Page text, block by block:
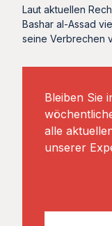
Laut aktuellen
Bashar al-Assad
seine Verbrechen
Bleiben Sie
alle
unserer